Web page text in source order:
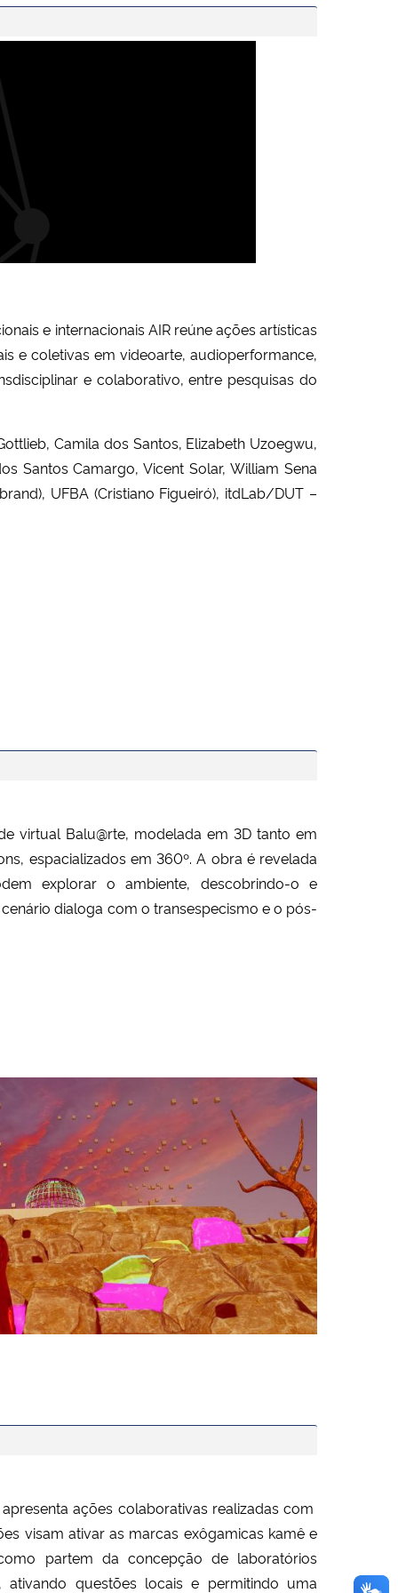
e internacionais AIR reúne ações artísticas
e coletivas em videoarte, audioperformance,
e colaborativo, entre pesquisas do
Camila dos Santos, Elizabeth Uzoegwu,
Santos Camargo, Vicent Solar, William Sena
UFBA (Cristiano Figueiró), itdLab/DUT –
virtual Balu@rte, modelada em 3D tanto em
espacializados em 360º. A obra é revelada
explorar o ambiente, descobrindo-o e
dialoga com o transespecismo e o pós-
ações colaborativas realizadas com
visam ativar as marcas exôgamicas kamê e
partem da concepção de laboratórios
ativando questões locais e permitindo uma